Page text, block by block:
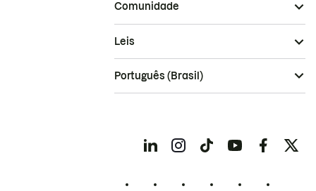
Comunidade
Leis
Português (Brasil)